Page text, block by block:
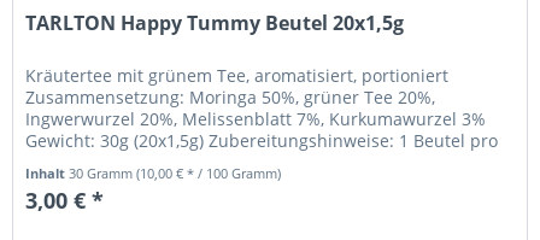
TARLTON Happy Tummy Beutel 20x1,5g
Kräutertee mit grünem Tee, aromatisiert, portioniert
Zusammensetzung: Moringa 50%, grüner Tee 20%,
Ingwerwurzel 20%, Melissenblatt 7%, Kurkumawurzel 3%
Gewicht: 30g (20x1,5g) Zubereitungshinweise: 1 Beutel pro
Inhalt30 Gramm(10,00 € * / 100 Gramm)
3,00 € *